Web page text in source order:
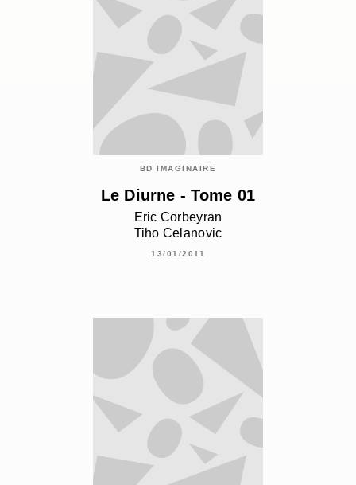
BD IMAGINAIRE
Le Diurne - Tome 01
Eric Corbeyran
Tiho Celanovic
13/01/2011